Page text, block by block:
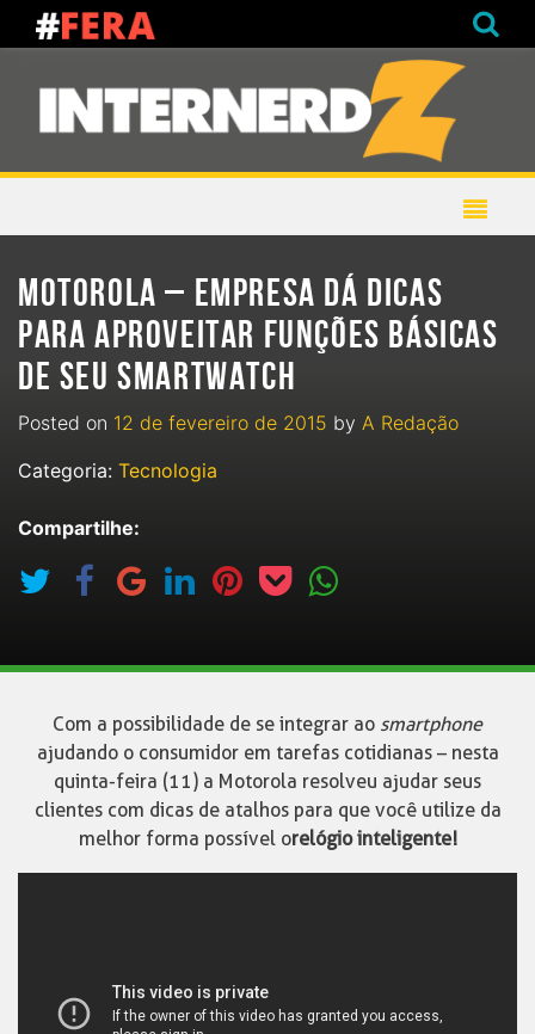
MOTOROLA – EMPRESA DÁ DICAS
PARA APROVEITAR FUNÇÕES BÁSICAS
DE SEU SMARTWATCH
Posted on 12 de fevereiro de 2015 by A Redação
Categoria: Tecnologia
Compartilhe:
Com a possibilidade de se integrar ao smartphone
ajudando o consumidor em tarefas cotidianas – nesta
quinta-feira (11) a Motorola resolveu ajudar seus
clientes com dicas de atalhos para que você utilize da
melhor forma possível orelógio inteligente!